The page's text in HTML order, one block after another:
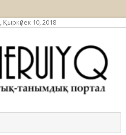
Қыркүйек 10, 2018